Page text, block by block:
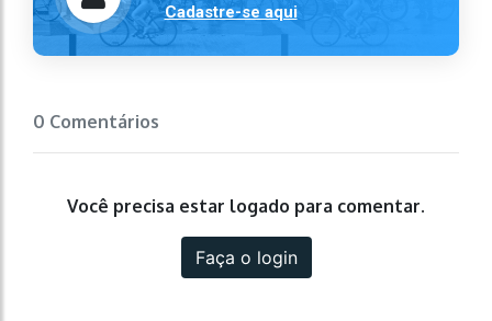
Cadastre-se aqui
0 Comentários
Você precisa estar logado para comentar.
Faça o login